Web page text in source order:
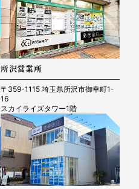
所沢営業所
〒359-1115 埼玉県所沢市御幸町1-
16
スカイライズタワー1階